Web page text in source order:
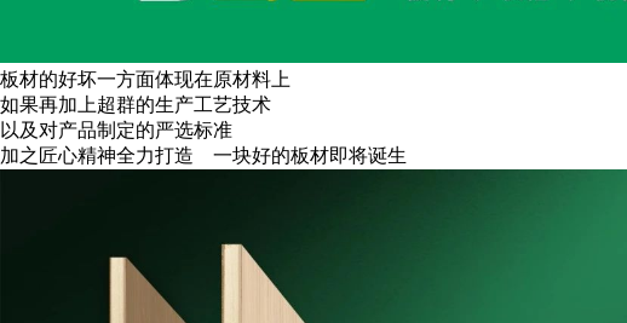
板材的好坏一方面体现在原材料上
如果再加上超群的生产工艺技术
以及对产品制定的严选标准
加之匠心精神全力打造
一块好的板材即将诞生